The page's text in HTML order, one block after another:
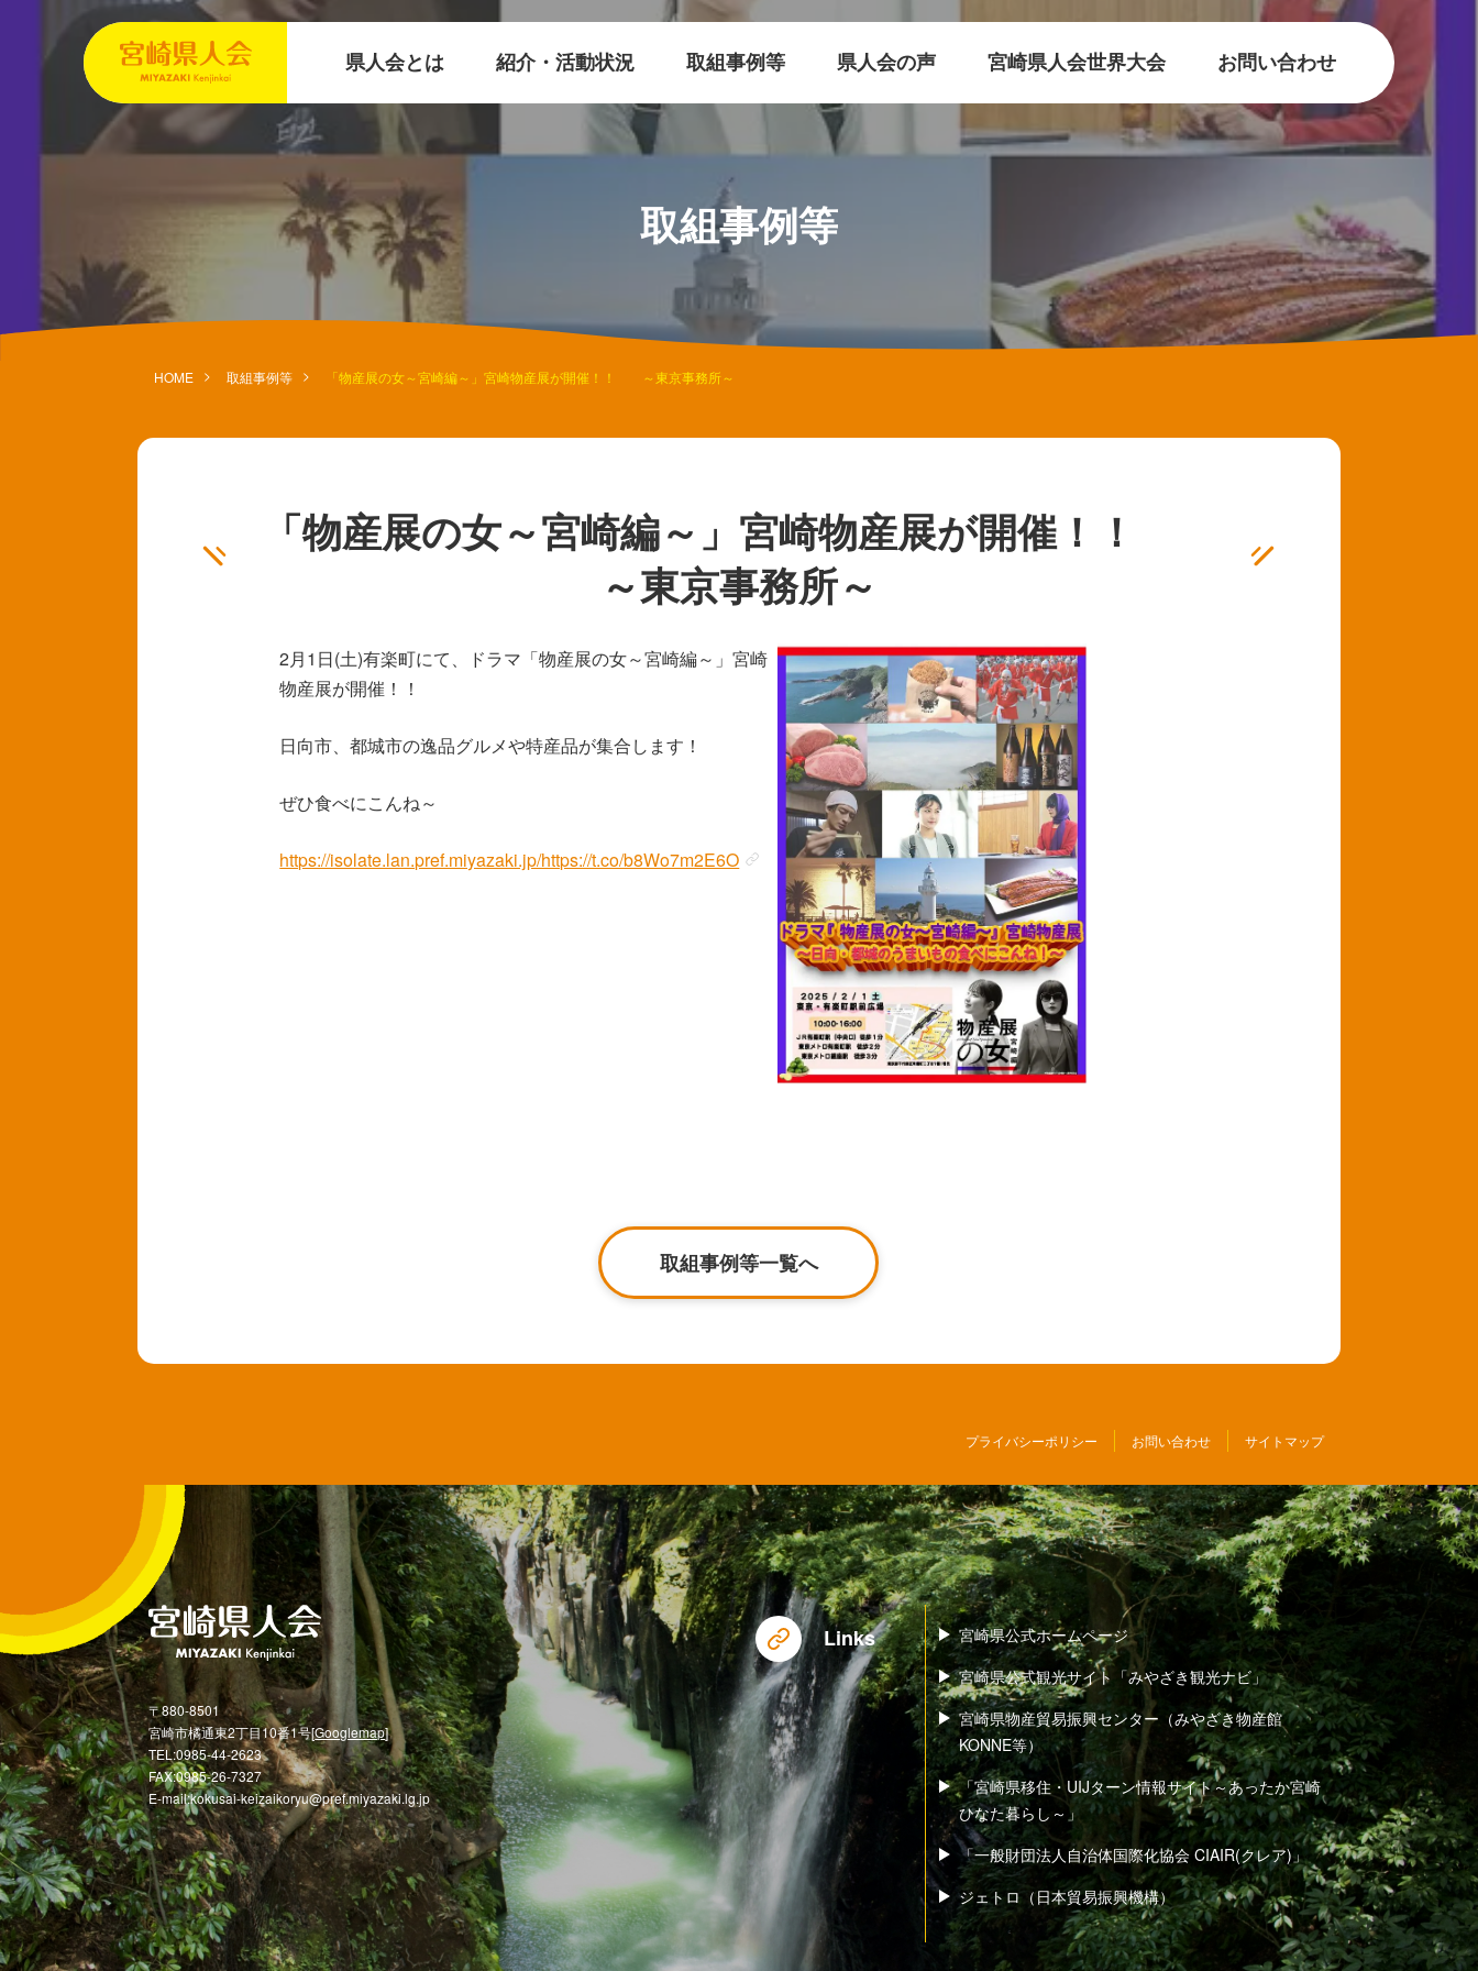
県人会とは 紹介・活動状況 取組事例等 県人会の声 宮崎県人会世界大会 お問い合わせ
取組事例等
HOME 取組事例等 「物産展の女～宮崎編～」宮崎物産展が開催！！ ～東京事務所～
「物産展の女～宮崎編～」宮崎物産展が開催！！
～東京事務所～
2月1日(土)有楽町にて、ドラマ「物産展の女～宮崎編～」宮崎
物産展が開催！！
日向市、都城市の逸品グルメや特産品が集合します！
ぜひ食べにこんね～
https://isolate.lan.pref.miyazaki.jp/https://t.co/b8Wo7m2E6O
取組事例等一覧へ
プライバシーポリシー お問い合わせ サイトマップ
〒880-8501
宮崎市橘通東2丁目10番1号[Googlemap]
TEL:0985-44-2623
FAX:0985-26-7327
E-mail:kokusai-keizaikoryu@pref.miyazaki.lg.jp
Links
宮崎県公式ホームページ
宮崎県公式観光サイト「みやざき観光ナビ」
宮崎県物産貿易振興センター（みやざき物産館
KONNE等）
「宮崎県移住・UIJターン情報サイト～あったか宮崎
ひなた暮らし～」
「一般財団法人自治体国際化協会 CIAIR(クレア)」
ジェトロ（日本貿易振興機構）